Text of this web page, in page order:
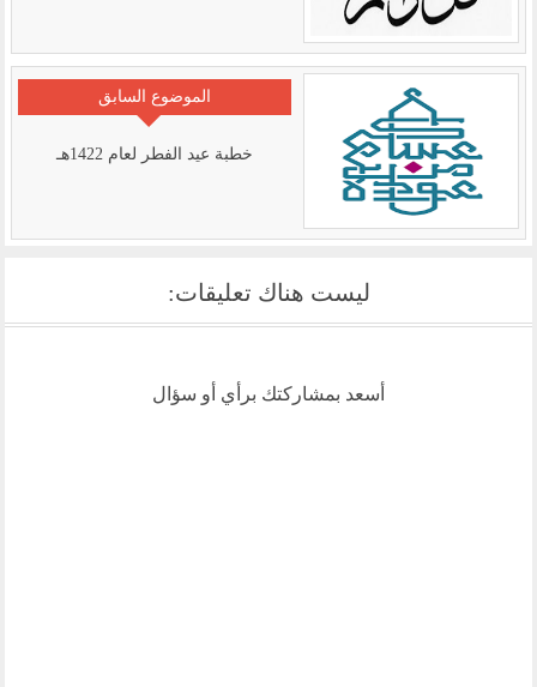
الموضوع السابق
خطبة عيد الفطر لعام 1422هـ
ليست هناك تعليقات:
أسعد بمشاركتك برأي أو سؤال